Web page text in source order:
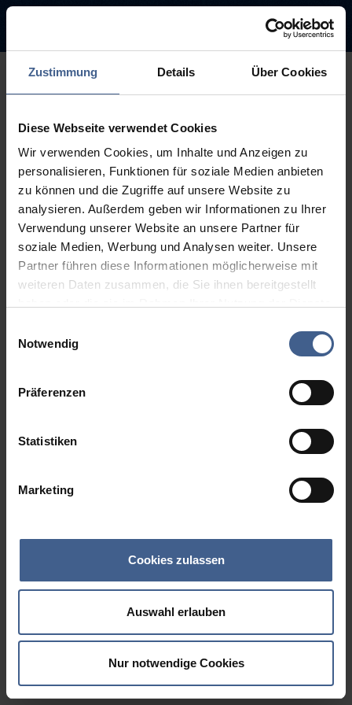
Zustimmung Details Über Cookies
Diese Webseite verwendet Cookies
Wir verwenden Cookies, um Inhalte und Anzeigen zu
personalisieren, Funktionen für soziale Medien anbieten
zu können und die Zugriffe auf unsere Website zu
analysieren. Außerdem geben wir Informationen zu Ihrer
Verwendung unserer Website an unsere Partner für
soziale Medien, Werbung und Analysen weiter. Unsere
Partner führen diese Informationen möglicherweise mit
weiteren Daten zusammen, die Sie ihnen bereitgestellt
Weitere Informationen finden Sie in unseren
Notwendig
Präferenzen
Statistiken
Marketing
Cookies zulassen
Auswahl erlauben
Nur notwendige Cookies
Sorry, this page is not
available.
The link you followed may be broken or the page may have been
removed.
Back to homepage Go to search (Link offen)